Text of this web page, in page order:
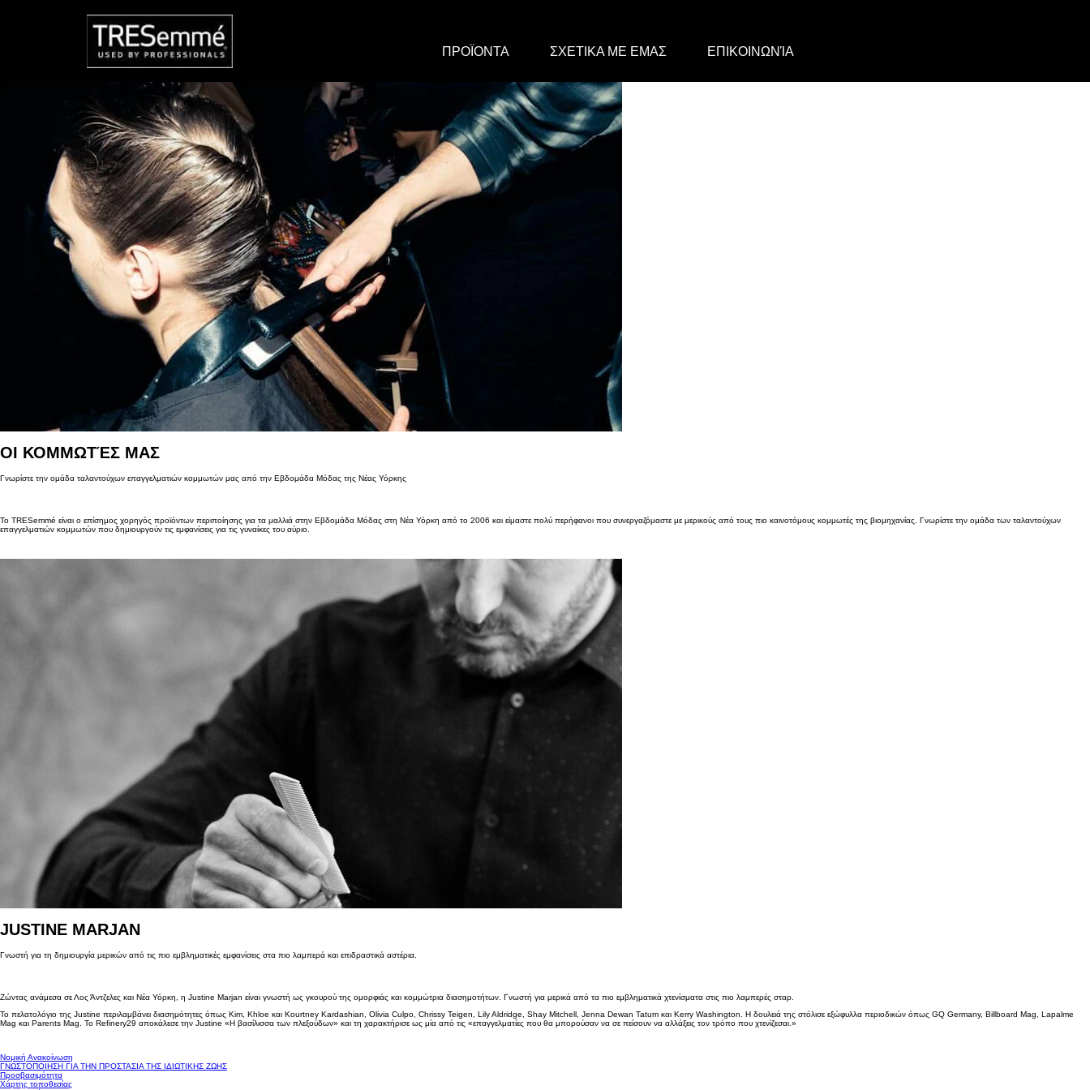
ΠΡΟΪΟΝΤΑ ΣΧΕΤΙΚΑ ΜΕ ΕΜΑΣ ΕΠΙΚΟΙΝΩΝΊΑ
ΟΙ ΚΟΜΜΩΤΈΣ ΜΑΣ
Γνωρίστε την ομάδα ταλαντούχων επαγγελματιών κομμωτών μας από την Εβδομάδα Μόδας της Νέας Υόρκης
Το TRESemmé είναι ο επίσημος χορηγός προϊόντων περιποίησης για τα μαλλιά στην Εβδομάδα Μόδας στη Νέα Υόρκη από το 2006 και είμαστε πολύ περήφανοι που συνεργαζόμαστε με μερικούς από τους πιο καινοτόμους κομμωτές της βιομηχανίας. Γνωρίστε την ομάδα των ταλαντούχων
επαγγελματιών κομμωτών που δημιουργούν τις εμφανίσεις για τις γυναίκες του αύριο.
JUSTINE MARJAN
Γνωστή για τη δημιουργία μερικών από τις πιο εμβληματικές εμφανίσεις στα πιο λαμπερά και επιδραστικά αστέρια.
Ζώντας ανάμεσα σε Λος Άντζελες και Νέα Υόρκη, η Justine Marjan είναι γνωστή ως γκουρού της ομορφιάς και κομμώτρια διασημοτήτων. Γνωστή για μερικά από τα πιο εμβληματικά χτενίσματα στις πιο λαμπερές σταρ.
Το πελατολόγιο της Justine περιλαμβάνει διασημότητες όπως Kim, Khloe και Kourtney Kardashian, Olivia Culpo, Chrissy Teigen, Lily Aldridge, Shay Mitchell, Jenna Dewan Tatum και Kerry Washington. Η δουλειά της στόλισε εξώφυλλα περιοδικών όπως GQ Germany, Billboard Mag, Lapalme
Mag και Parents Mag. Το Refinery29 αποκάλεσε την Justine «Η βασίλισσα των πλεξούδων» και τη χαρακτήρισε ως μία από τις «επαγγελματίες που θα μπορούσαν να σε πείσουν να αλλάξεις τον τρόπο που χτενίζεσαι.»
Νομική Ανακοίνωση
ΓΝΩΣΤΟΠΟΙΗΣΗ ΓΙΑ ΤΗΝ ΠΡΟΣΤΑΣΙΑ ΤΗΣ ΙΔΙΩΤΙΚΗΣ ΖΩΗΣ
Προσβασιμότητα
Χάρτης τοποθεσίας